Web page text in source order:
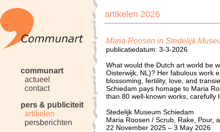
communart
actueel
contact
pers & publiciteit
artikelen
persberichten
artikelen 2026
Maria Roosen in Stedelijk
publicatiedatum: 3-3-2026
What would the Dutch art world be
Oisterwijk, NL)? Her fabulous work
blossoming, fertility, love, and
Schiedam pays homage to Maria
than 80 well-known works,
Stedelijk Museum Schiedam
Maria Roosen / Scrub, Rake, Pour,
22 November 2025 – 3 May 2026